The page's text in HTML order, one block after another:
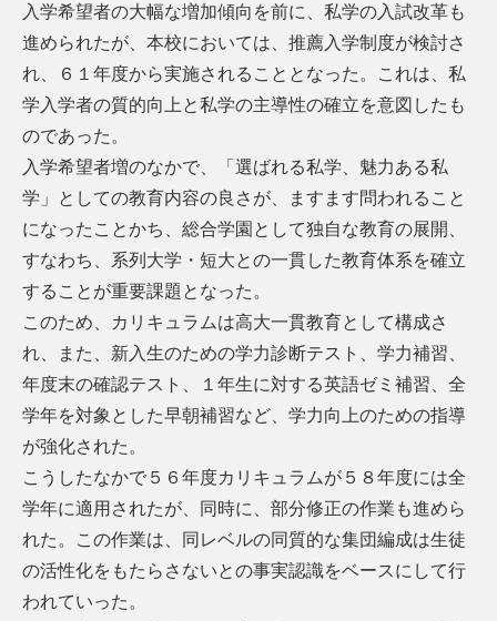
入学希望者の大幅な増加傾向を前に、私学の入試改革も
進められたが、本校においては、推薦入学制度が検討さ
れ、６１年度から実施されることとなった。これは、私
学入学者の質的向上と私学の主導性の確立を意図したも
のであった。
入学希望者増のなかで、「選ばれる私学、魅力ある私
学」としての教育内容の良さが、ますます問われること
になったことかち、総合学園として独自な教育の展開、
すなわち、系列大学・短大との一貫した教育体系を確立
することが重要課題となった。
このため、カリキュラムは高大一貫教育として構成さ
れ、また、新入生のための学力診断テスト、学力補習、
年度末の確認テスト、１年生に対する英語ゼミ補習、全
学年を対象とした早朝補習など、学力向上のための指導
が強化された。
こうしたなかで５６年度カリキュラムが５８年度には全
学年に適用されたが、同時に、部分修正の作業も進めら
れた。この作業は、同レベルの同質的な集団編成は生徒
の活性化をもたらさないとの事実認識をベースにして行
われていった。